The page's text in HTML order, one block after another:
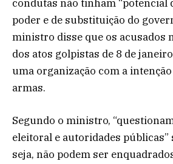
condutas não tinham “potencial
poder e de substituição do
ministro disse que os acusados
dos atos golpistas de 8 de
uma organização com a
armas.
Segundo o ministro,
eleitoral e autoridades públicas”
seja, não podem ser